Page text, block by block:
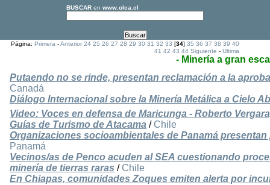
BUSCAR en www.olca.cl
Página:Primera -Anterior 24 25 26 27 28 29 30 31 32 33 [34]35 36 37 38 39 40
41 42 43 44 Siguiente -Ultima
- Minería a gran
Putaendo no se rinde, presentan reclamación a la
Canadá
Diálogo Internacional sobre la Minería Metálica a Cielo
Video: Voces en defensa de Maricunga - Roberto
Guías de Turismo de Atacama / Chile
Organizaciones socioambientales de Panamá
Panamá
Vecinos/as de Penco acuden al SEA cuestionando
minería de tierras raras / Chile
En Chiapas, comunidades Zoques emiten alerta por